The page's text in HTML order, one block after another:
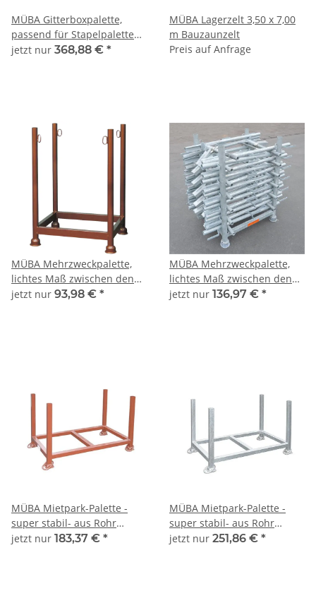
MÜBA Gitterboxpalette,
passend für Stapelpalette
1,50x0,87x0,60m, Füllhöhe
jetzt nur 368,88 € *
MÜBA Lagerzelt 3,50 x 7,00
m Bauzaunzelt
Preis auf Anfrage
MÜBA Mehrzweckpalette,
lichtes Maß zwischen den
Holmen 1,08x0,52x0,94m,
jetzt nur 93,98 € *
MÜBA Mehrzweckpalette,
lichtes Maß zwischen den
Holmen 1,08x0,52x0,94m,
jetzt nur 136,97 € *
MÜBA Mietpark-Palette -
super stabil- aus Rohr
60x60x3mm, lichtes Maß
jetzt nur 183,37 € *
MÜBA Mietpark-Palette -
super stabil- aus Rohr
60x60x3mm, lichtes Maß
jetzt nur 251,86 € *